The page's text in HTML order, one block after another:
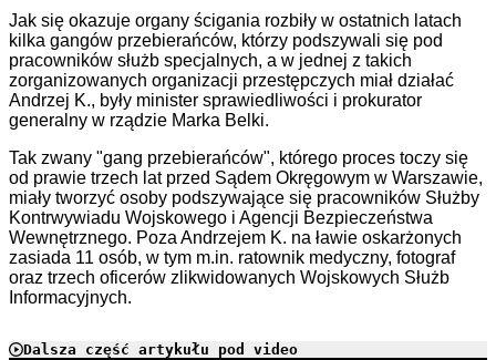
Jak się okazuje organy ścigania rozbiły w ostatnich latach
kilka gangów przebierańców, którzy podszywa li się pod
pracowników służb specjalnych, a w jednej z takich
zorganizowanych organizacji przestępczych miał działać
Andrzej K., były minister sprawiedliwości i prokurator
generalny w rządzie Marka Belki.
Tak zwany "gang przebierańców", którego proces toczy się
od prawie trzech lat przed Sądem Okręgowym w Warszawie,
miały tworzyć osoby podszywające się pracowników Służby
Kontrwywiadu Wojskowego i Agencji Bezpieczeństwa
Wewnętrznego. Poza Andrzejem K. na ławie oskarżonych
zasiada 11 osób, w tym m.in. ratownik medyczny, fotograf
oraz trzech oficerów zlikwidowanych Wojskowych Służb
Informacyjnych.
Dalsza część artykułu pod video